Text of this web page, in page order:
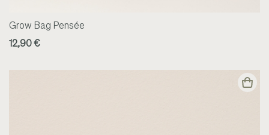
Grow Bag Pensée
12,90 €